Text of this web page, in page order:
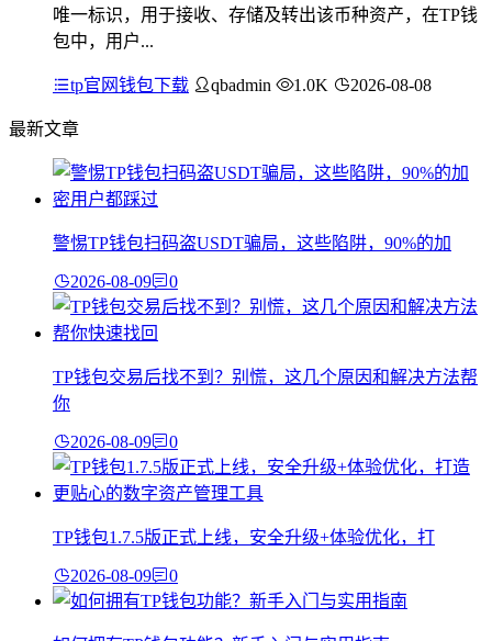
唯一标识，用于接收、存储及转出该币种资产，在TP钱
包中，用户...
tp官网钱包下载 qbadmin 1.0K 2026-08-08
最新文章
警惕TP钱包扫码盗USDT骗局，这些陷阱，90%的加
2026-08-09 0
TP钱包交易后找不到？别慌，这几个原因和解决方法帮
你
2026-08-09 0
TP钱包1.7.5版正式上线，安全升级+体验优化，打
2026-08-09 0